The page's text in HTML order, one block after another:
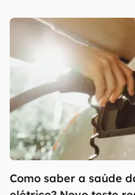
Como saber a saúde